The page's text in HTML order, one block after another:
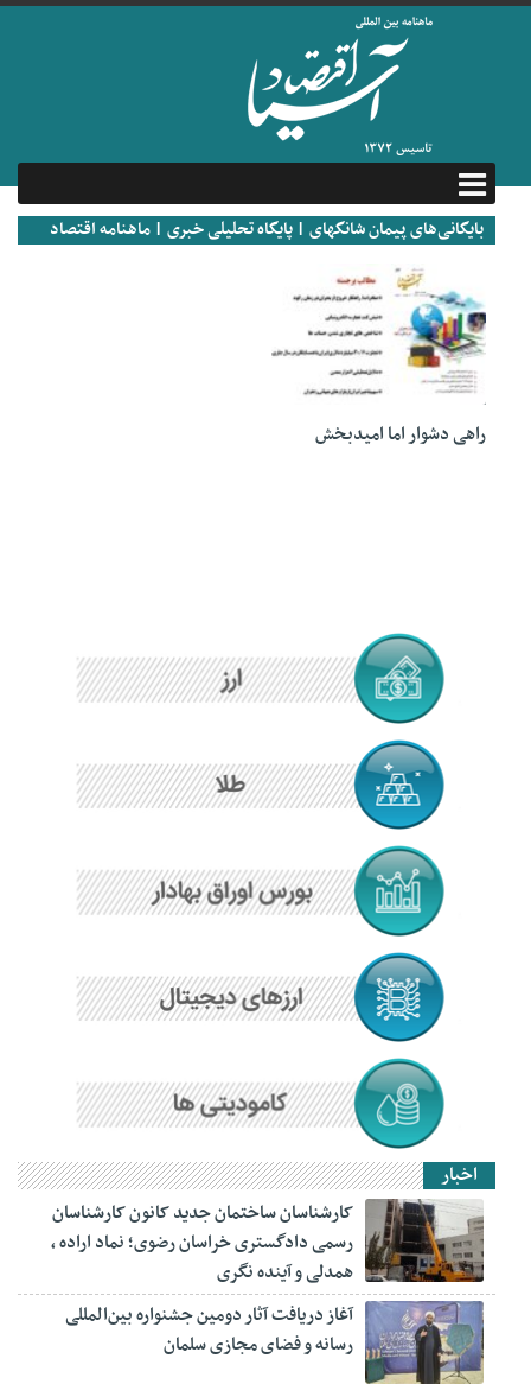
بایگانی‌های پیمان شانگهای | پایگاه تحلیلی خبری | ماهنامه اقتصاد
20 سپتامبر 2022
راهی دشوار اما امیدبخش
اخبار
کارشناسان ساختمان جدید کانون کارشناسان
رسمی دادگستری خراسان رضوی؛ نماد اراده ،
همدلی و آینده نگری
آغاز دریافت آثار دومین جشنواره بین‌المللی
رسانه و فضای مجازی سلمان